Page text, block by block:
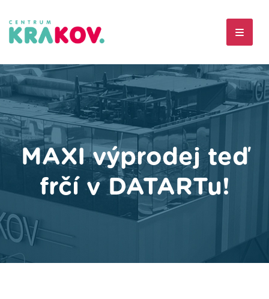
MAXI výprodej teď
frčí v DATARTu!